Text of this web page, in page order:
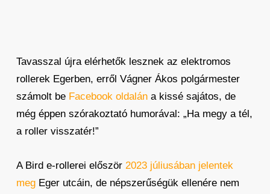
Tavasszal újra elérhetők lesznek az elektromos
rollerek Egerben, erről Vágner Ákos polgármester
számolt be Facebook oldalána kissé sajátos, de
még éppen szórakoztató humorával: „Ha megy a tél,
a roller visszatér!”
A Bird e-rollerei először 2023 júliusában jelentek
megEger utcáin, de népszerűségük ellenére nem